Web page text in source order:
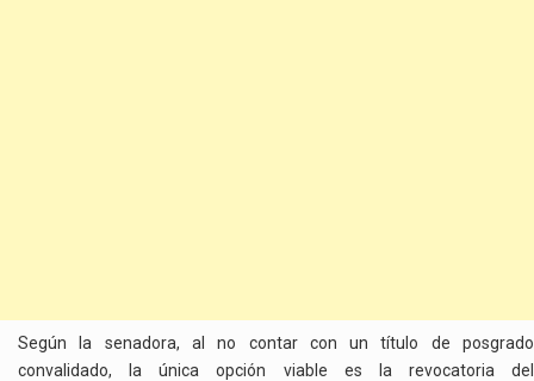
Según la senadora, al no contar con un título de posgrado
convalidado, la única opción viable es la revocatoria del